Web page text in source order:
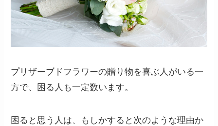
プリザーブドフラワーの贈り物を喜ぶ人がいる一
方で、困る人も一定数います。
困ると思う人は、もしかすると次のような理由か